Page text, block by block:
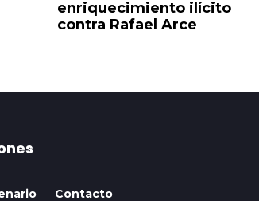
enriquecimiento ilícito
contra Rafael Arce
Contacto